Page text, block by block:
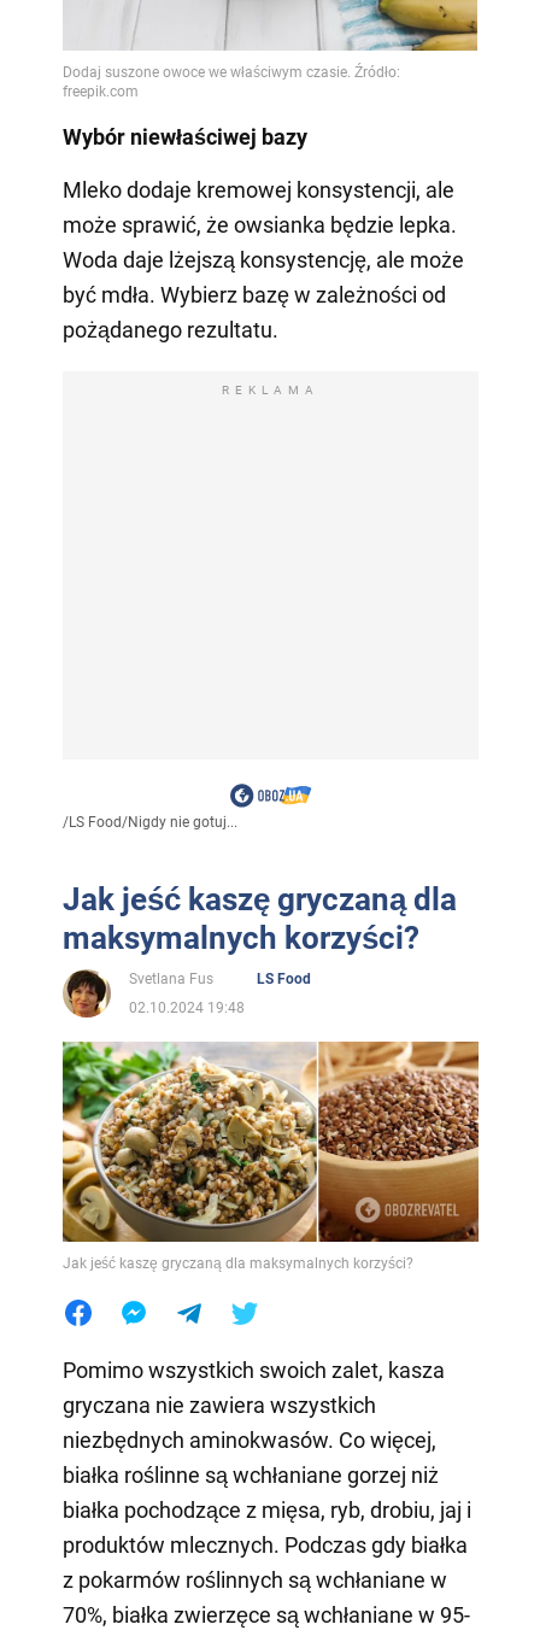
Wybór niewłaściwej bazy
Mleko dodaje kremowej konsystencji, ale
może sprawić, że owsianka będzie lepka.
Woda daje lżejszą konsystencję, ale może
być mdła. Wybierz bazę w zależności od
pożądanego rezultatu.
REKLAMA
/LS Food/Nigdy nie gotuj...
Jak jeść kaszę gryczaną dla
maksymalnych korzyści?
Svetlana Fus
LS Food
02.10.2024 19:48
Jak jeść kaszę gryczaną dla maksymalnych korzyści?
Pomimo wszystkich swoich zalet, kasza
gryczana nie zawiera wszystkich
niezbędnych aminokwasów. Co więcej,
białka roślinne są wchłaniane gorzej niż
białka pochodzące z mięsa, ryb, drobiu, jaj i
produktów mlecznych. Podczas gdy białka
z pokarmów roślinnych są wchłaniane w
70%, białka zwierzęce są wchłaniane w 95-